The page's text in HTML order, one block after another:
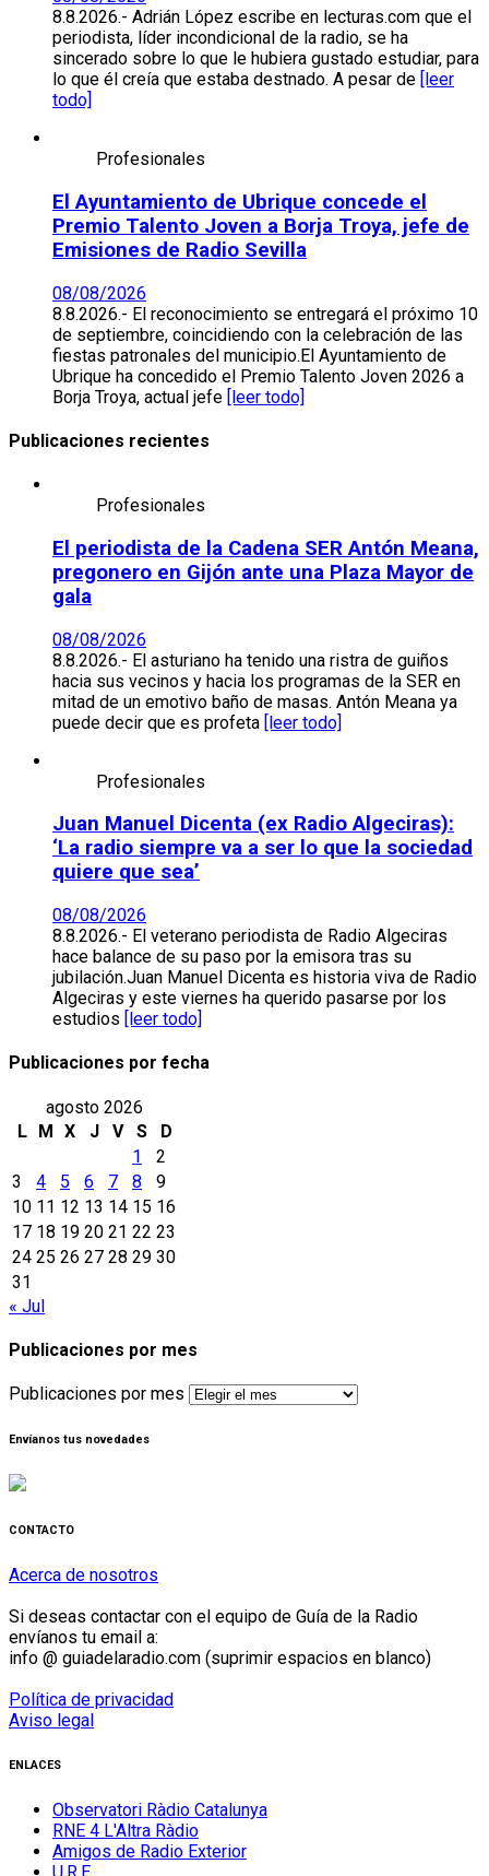
8.8.2026.- Adrián López escribe en lecturas.com que el
periodista, líder incondicional de la radio, se ha
sincerado sobre lo que le hubiera gustado estudiar, para
lo que él creía que estaba destnado. A pesar de
[leer
todo]
Profesionales
El Ayuntamiento de Ubrique concede el
Premio Talento Joven a Borja Troya, jefe de
Emisiones de Radio Sevilla
08/08/2026
8.8.2026.- El reconocimiento se entregará el próximo 10
de septiembre, coincidiendo con la celebración de las
fiestas patronales del municipio.El Ayuntamiento de
Ubrique ha concedido el Premio Talento Joven 2026 a
Borja Troya, actual jefe [leer todo]
Publicaciones recientes
Profesionales
El periodista de la Cadena SER Antón Meana,
pregonero en Gijón ante una Plaza Mayor de
gala
08/08/2026
8.8.2026.- El asturiano ha tenido una ristra de guiños
hacia sus vecinos y hacia los programas de la SER en
mitad de un emotivo baño de masas. Antón Meana ya
puede decir que es profeta [leer todo]
Profesionales
Juan Manuel Dicenta (ex Radio Algeciras):
‘La radio siempre va a ser lo que la sociedad
quiere que sea’
08/08/2026
8.8.2026.- El veterano periodista de Radio Algeciras
hace balance de su paso por la emisora tras su
jubilación.Juan Manuel Dicenta es historia viva de Radio
Algeciras y este viernes ha querido pasarse por los
estudios [leer todo]
Publicaciones por fecha
agosto 2026
L
M X J V S
D
1
2
3
4 5 6 7 8
9
10 11 12 13 14 15 16
17 18 19 20 21 22 23
24 25 26 27 28 29 30
31
« Jul
Publicaciones por mes
Publicaciones por mes
Envíanos tus novedades
CONTACTO
Acerca de nosotros
Si deseas contactar con el equipo de Guía de la Radio
envíanos tu email a:
info @ guiadelaradio.com (suprimir espacios en blanco)
Política de privacidad
Aviso legal
ENLACES
Observatori Ràdio Catalunya
RNE 4 L'Altra Ràdio
Amigos de Radio Exterior